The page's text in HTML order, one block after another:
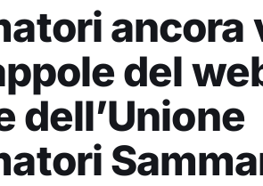
ancora
del
dell’Unione